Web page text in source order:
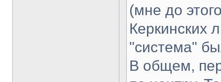
(мне до
Керкинских
"система"
В общем,